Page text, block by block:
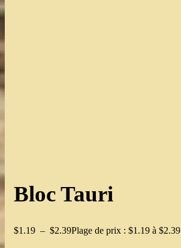
Bloc Tauri
$1.19 – $2.39Plage de prix : $1.19 à $2.39